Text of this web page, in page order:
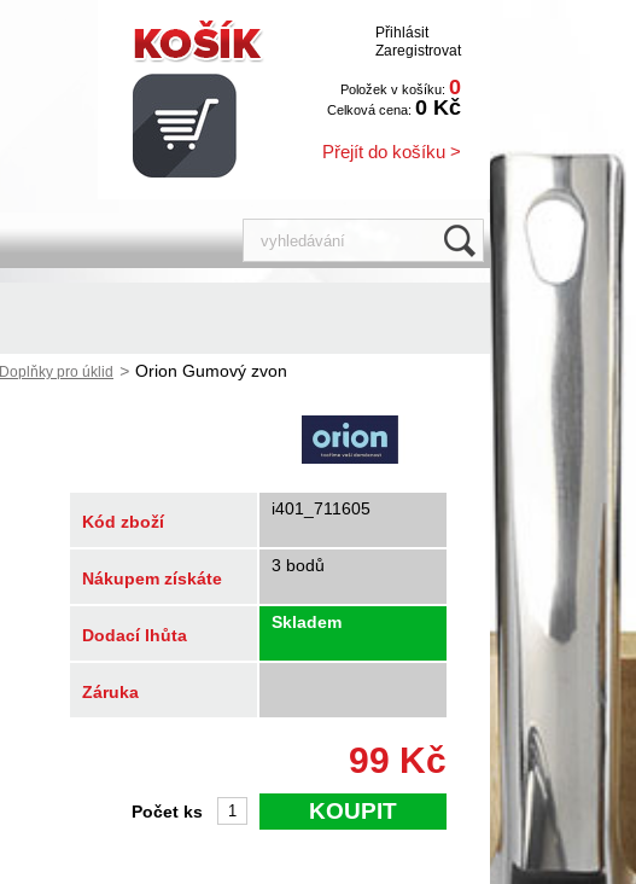
Přihlásit
Zaregistrovat
Položek v košíku: 0
Celková cena: 0 Kč
Přejít do košíku >
Doplňky pro úklid > Orion Gumový zvon
Kód zboží
i401_711605
Nákupem získáte
3 bodů
Dodací lhůta
Skladem
Záruka
99 Kč
KOUPIT
Počet ks